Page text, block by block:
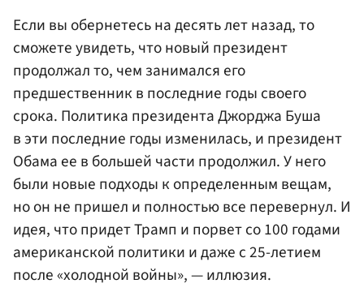
Если вы обернетесь на десять лет назад, то
сможете увидеть, что новый президент
продолжал то, чем занимался его
предшественник в последние годы своего
срока. Политика президента Джорджа Буша
в эти последние годы изменилась, и президент
Обама ее в большей части продолжил. У него
были новые подходы к определенным вещам,
но он не пришел и полностью все перевернул. И
идея, что придет Трамп и порвет со 100 годами
американской политики и даже с 25-летием
после «холодной войны», — иллюзия.